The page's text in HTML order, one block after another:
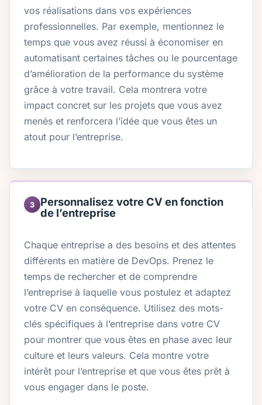
vos réalisations dans vos expériences
professionnelles. Par exemple, mentionnez le
temps que vous avez réussi à économiser en
automatisant certaines tâches ou le pourcentage
d’amélioration de la performance du système
grâce à votre travail. Cela montrera votre
impact concret sur les projets que vous avez
menés et renforcera l’idée que vous êtes un
atout pour l’entreprise.
3
Personnalisez votre CV en fonction
de l’entreprise
Chaque entreprise a des besoins et des attentes
différents en matière de DevOps. Prenez le
temps de rechercher et de comprendre
l’entreprise à laquelle vous postulez et adaptez
votre CV en conséquence. Utilisez des mots-
clés spécifiques à l’entreprise dans votre CV
pour montrer que vous êtes en phase avec leur
culture et leurs valeurs. Cela montre votre
intérêt pour l’entreprise et que vous êtes prêt à
vous engager dans le poste.